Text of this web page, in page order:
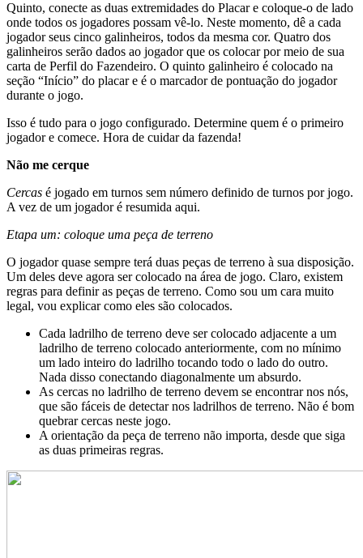
Quinto, conecte as duas extremidades do Placar e coloque-o de lado
onde todos os jogadores possam vê-lo. Neste momento, dê a cada
jogador seus cinco galinheiros, todos da mesma cor. Quatro dos
galinheiros serão dados ao jogador que os colocar por meio de sua
carta de Perfil do Fazendeiro. O quinto galinheiro é colocado na
seção “Início” do placar e é o marcador de pontuação do jogador
durante o jogo.
Isso é tudo para o jogo configurado. Determine quem é o primeiro
jogador e comece. Hora de cuidar da fazenda!
Não me cerque
Cercas é jogado em turnos sem número definido de turnos por jogo.
A vez de um jogador é resumida aqui.
Etapa um: coloque uma peça de terreno
O jogador quase sempre terá duas peças de terreno à sua disposição.
Um deles deve agora ser colocado na área de jogo. Claro, existem
regras para definir as peças de terreno. Como sou um cara muito
legal, vou explicar como eles são colocados.
Cada ladrilho de terreno deve ser colocado adjacente a um
ladrilho de terreno colocado anteriormente, com no mínimo
um lado inteiro do ladrilho tocando todo o lado do outro.
Nada disso conectando diagonalmente um absurdo.
As cercas no ladrilho de terreno devem se encontrar nos nós,
que são fáceis de detectar nos ladrilhos de terreno. Não é bom
quebrar cercas neste jogo.
A orientação da peça de terreno não importa, desde que siga
as duas primeiras regras.